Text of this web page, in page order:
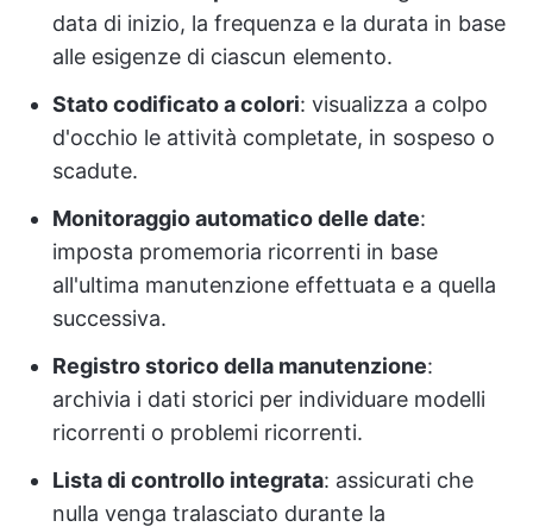
data di inizio, la frequenza e la durata in base
alle esigenze di ciascun elemento.
Stato codificato a colori: visualizza a colpo
d'occhio le attività completate, in sospeso o
scadute.
Monitoraggio automatico delle date:
imposta promemoria ricorrenti in base
all'ultima manutenzione effettuata e a quella
successiva.
Registro storico della manutenzione:
archivia i dati storici per individuare modelli
ricorrenti o problemi ricorrenti.
Lista di controllo integrata: assicurati che
nulla venga tralasciato durante la